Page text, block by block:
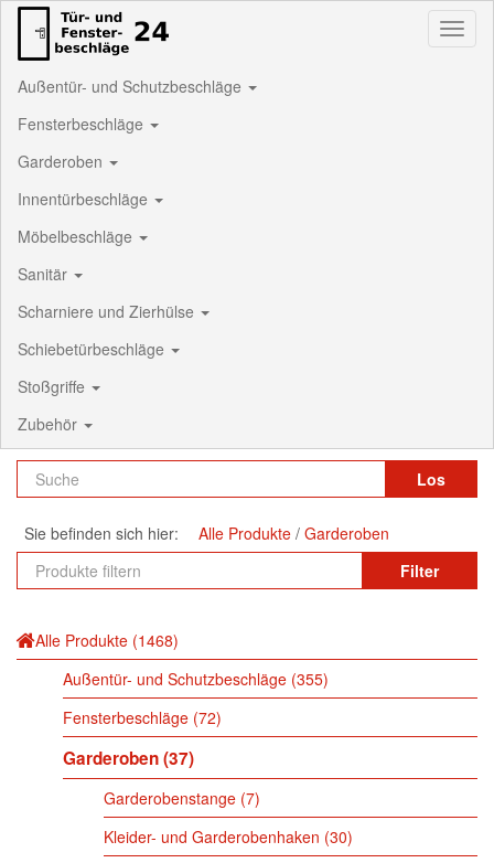
Außentür- und Schutzbeschläge
Fensterbeschläge
Garderoben
Innentürbeschläge
Möbelbeschläge
Sanitär
Scharniere und Zierhülse
Schiebetürbeschläge
Stoßgriffe
Zubehör
Los
Sie befinden sich hier: Alle Produkte Garderoben
Filter
Alle Produkte 1468
Außentür- und Schutzbeschläge 355
Fensterbeschläge 72
Garderoben 37
Garderobenstange 7
Kleider- und Garderobenhaken 30